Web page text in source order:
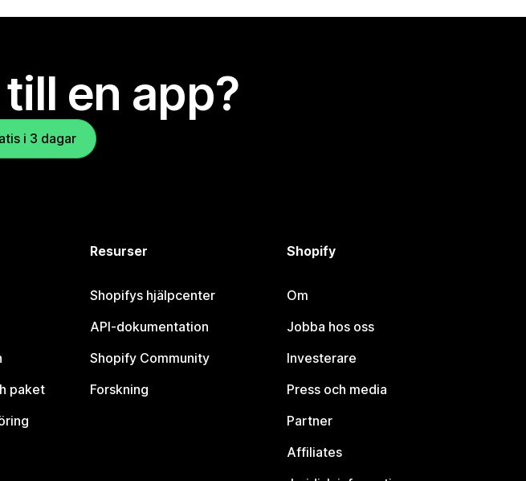
en app?
i 3 dagar
paket
Resurser
Shopifys hjälpcenter
API-dokumentation
Shopify Community
Forskning
Shopify
Om
Jobba hos oss
Investerare
Press och media
Partner
Affiliates